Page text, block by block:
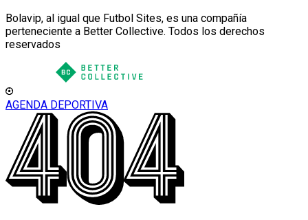
Bolavip, al igual que Futbol Sites, es una compañía
perteneciente a Better Collective. Todos los derechos
reservados
AGENDA DEPORTIVA